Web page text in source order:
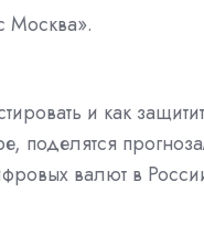
Москва».
и как
поделятся
валют в